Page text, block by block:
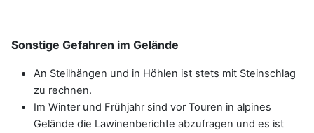
Sonstige Gefahren im Gelände
An Steilhängen und in Höhlen ist stets mit Steinschlag
zu rechnen.
Im Winter und Frühjahr sind vor Touren in alpines
Gelände die Lawinenberichte abzufragen und es ist